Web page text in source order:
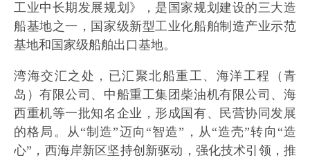
工业中长期发展规划》，是国家规划建设的三大造
船基地之一，国家级新型工业化船舶制造产业示范
基地和国家级船舶出口基地。
湾海交汇之处，已汇聚北船重工、海洋工程（青
岛）有限公司、中船重工集团柴油机有限公司、海
西重机等一批知名企业，形成国有、民营协同发展
的格局。从“制造”迈向“智造”，从“造壳”转向“造
心”，西海岸新区坚持创新驱动，强化技术引领，推